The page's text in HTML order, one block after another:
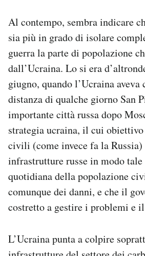
Al contempo, sembra indicare
sia più in grado di isolare
guerra la parte di popolazione
dall’Ucraina. Lo si era
giugno, quando l’Ucraina
distanza di qualche giorno San
importante città russa dopo
strategia ucraina, il cui
civili (come invece fa la
infrastrutture russe in modo
quotidiana della popolazione
comunque dei danni, e che il
costretto a gestire i problemi e
L’Ucraina punta a colpire